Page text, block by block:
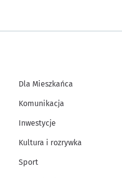
Dla Mieszkańca
Komunikacja
Inwestycje
Kultura i rozrywka
Sport